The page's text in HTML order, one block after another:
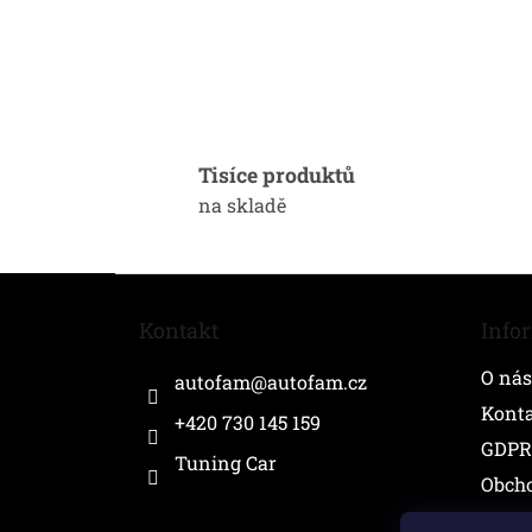
Tisíce produktů
na skladě
Kontakt
autofam@autofam.cz
+420 730 145 159
Tuning Car
O nás
GDPR